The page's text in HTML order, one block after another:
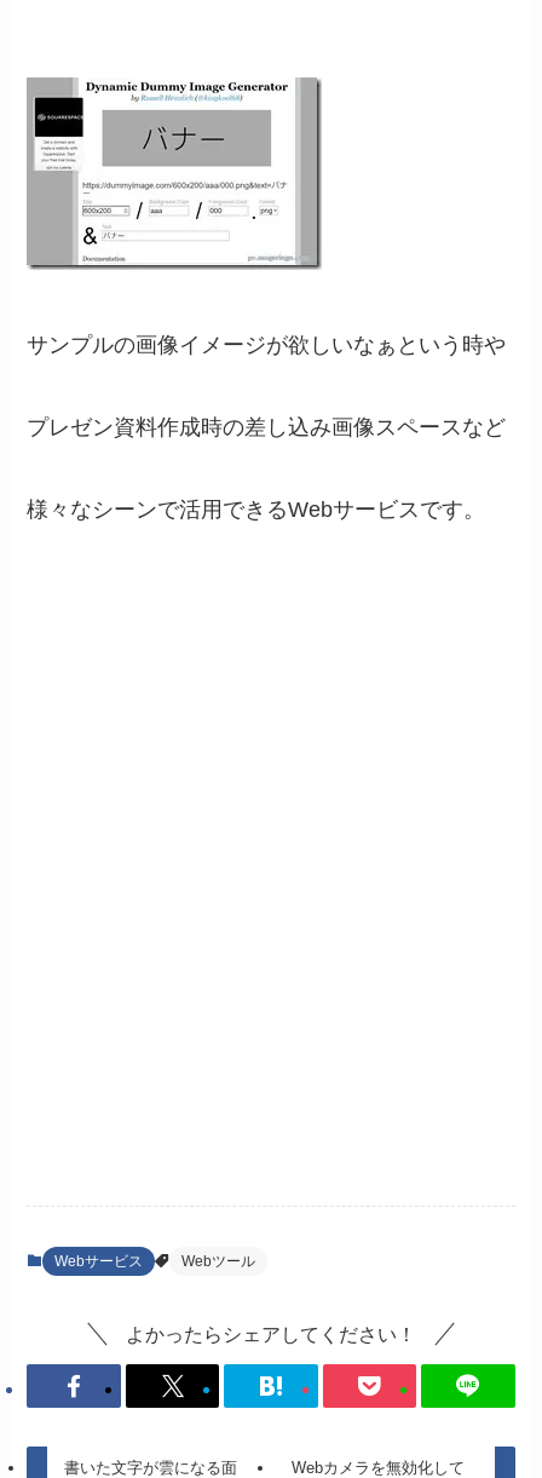
サンプルの画像イメージが欲しいなぁという時や
プレゼン資料作成時の差し込み画像スペースなど
様々なシーンで活用できるWebサービスです。
Webサービス Webツール
よかったらシェアしてください！
書いた文字が雲になる面
Webカメラを無効化して